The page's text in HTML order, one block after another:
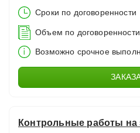
Сроки по договоренности
Объем по договоренности
Возможно срочное
Контрольные работы на